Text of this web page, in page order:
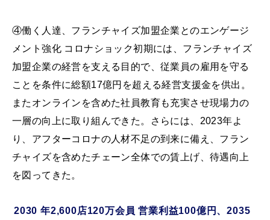
④働く人達、フランチャイズ加盟企業とのエンゲージ
メント強化 コロナショック初期には、フランチャイズ
加盟企業の経営を支える目的で、従業員の雇用を守る
ことを条件に総額17億円を超える経営支援金を供出。
またオンラインを含めた社員教育も充実させ現場力の
一層の向上に取り組んできた。さらには、2023年よ
り、アフターコロナの人材不足の到来に備え、フラン
チャイズを含めたチェーン全体での賃上げ、待遇向上
を図ってきた。
2030 年2,600店120万会員 営業利益100億円、2035